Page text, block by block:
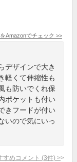
Amazonでチェック >>
デザインで大き
軽くて伸縮性も
も防いでくれ保
ポケットも付い
きフードが付い
いので気にいっ
すめコメント (3件) >